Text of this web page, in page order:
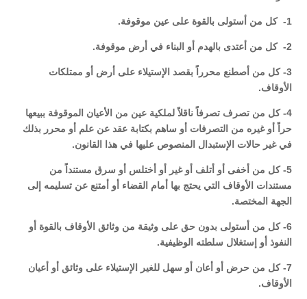
1- كل من أستولى بالقوة على عين موقوفة.
2- كل من أعتدى بالهدم أو البناء في أرض موقوفة.
3- كل من أصطنع محرراً بقصد الإستيلاء على أرض أو ممتلكات
الأوقاف.
4- كل من تصرف تصرفاً ناقلاً لملكية عين من الأعيان الموقوفة ببيعها
حراً أو غيره من التصرفات أو ساهم بكتابة عقد عن علم أو محرر بذلك
في غير حالات الإستبدال المنصوص عليها في هذا القانون.
5- كل من أخفى أو أتلف أو غير أو أختلس أو سرق مستنداً من
مستندات الأوقاف التي يحتج بها أمام القضاء أو أمتنع عن تسليمه إلى
الجهة المختصة.
6- كل من أستولى بدون حق على وثيقة من وثائق الأوقاف بالقوة أو
النفوذ أو إستغلال سلطته الوظيفية.
7- كل من حرض أو أعان أو سهل للغير الإستيلاء على وثائق أو أعيان
الأوقاف.